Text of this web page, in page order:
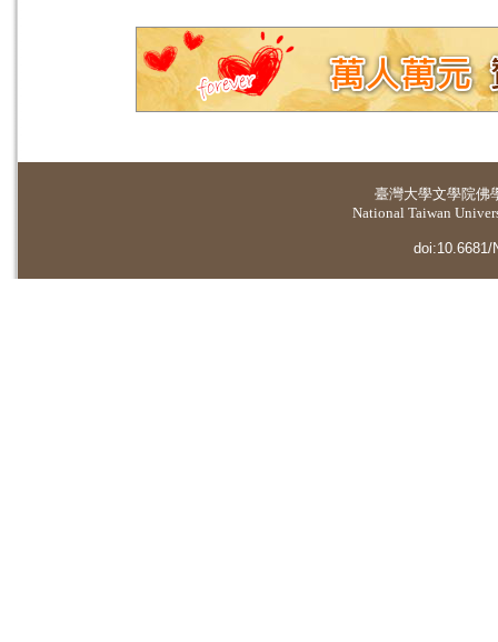
臺灣大學文學院佛
National Taiwan
doi:10.6681/